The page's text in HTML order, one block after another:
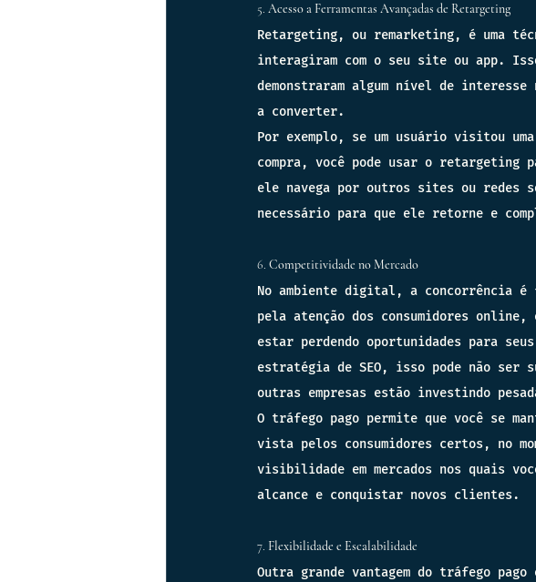
5. Acesso a Ferramentas Avançadas de Retargeting
Retargeting, ou remarketing, é uma
interagiram com o seu site ou app.
demonstraram algum nível de
a converter.
Por exemplo, se um usuário visitou
compra, você pode usar o retargeting
ele navega por outros sites ou redes
necessário para que ele retorne e
6. Competitividade no Mercado
No ambiente digital, a concorrência é
pela atenção dos consumidores
estar perdendo oportunidades para
estratégia de SEO, isso pode não ser
outras empresas estão investindo
O tráfego pago permite que você se
vista pelos consumidores certos, no
visibilidade em mercados nos quais
alcance e conquistar novos clientes.
7. Flexibilidade e Escalabilidade
Outra grande vantagem do tráfego